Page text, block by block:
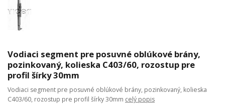
Vodiaci segment pre posuvné oblúkové brány,
pozinkovaný, kolieska C403/60, rozostup pre
profil šírky 30mm
Vodiaci segment pre posuvné oblúkové brány, pozinkovaný, kolieska
C403/60, rozostup pre profil šírky 30mm celý popis